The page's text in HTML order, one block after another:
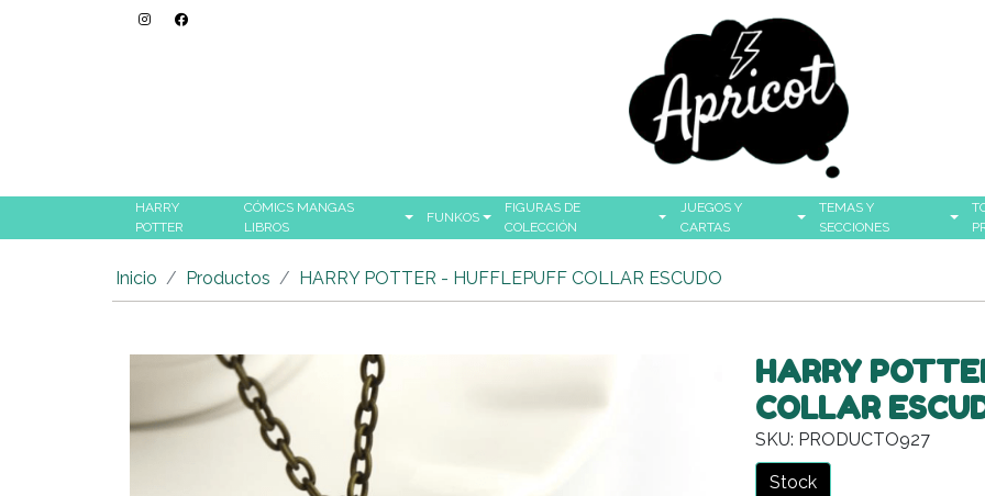
HARRY
POTTER
CÓMICS MANGAS
LIBROS
FUNKOS
FIGURAS DE
COLECCIÓN
JUEGOS Y
CARTAS
TEMAS Y
SECCIONES
Inicio Productos HARRY POTTER - HUFFLEPUFF COLLAR ESCUDO
HARRY
COLLAR
SKU: PRODUCTO927
Stock